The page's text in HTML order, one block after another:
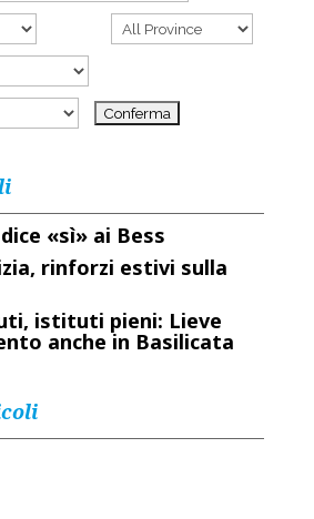
«sì» ai Bess
rinforzi estivi sulla
istituti pieni: Lieve
anche in Basilicata